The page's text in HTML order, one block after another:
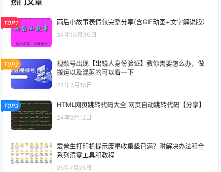
TOP1 雨后小故事表情包完整分享(含GIF动图+文字解说版）
24年10月30日
TOP2
视频号出现【出镜人身份验证】教你需要怎么办，做
搬运以及混剪的可以看一下
24年3月15日
TOP3 HTML网页跳转代码大全 网页自动跳转代码【分享】
24年9月12日
爱普生打印机提示废墨收集垫已满？附解决办法和全
系列清零工具和教程
25年7月26日